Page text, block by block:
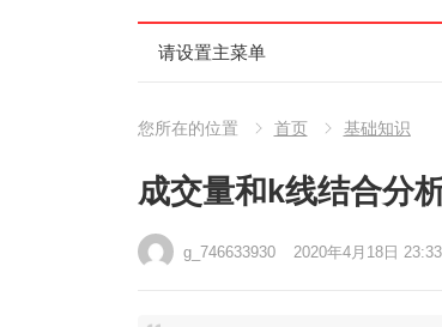
请设置主菜单
您所在的位置 首页 基础知识
成交量和k线结合分
g_746633930 2020年4月18日 23:33